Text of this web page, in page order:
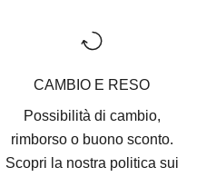
CAMBIO E RESO
Possibilità di cambio,
rimborso o buono sconto.
Scopri la nostra politica sui